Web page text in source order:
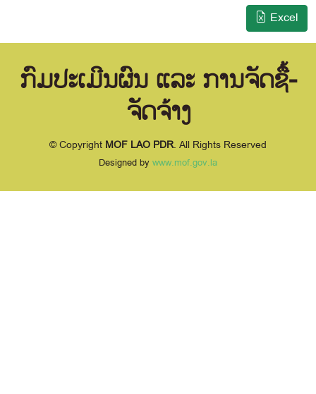
Excel
ກົມປະເມີນຜົນ ແລະ ການຈັດຊື້-
ຈັດຈ້າງ
© Copyright MOF LAO PDR. All Rights Reserved
Designed by www.mof.gov.la